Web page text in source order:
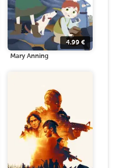
4.99 €
Mary Anning